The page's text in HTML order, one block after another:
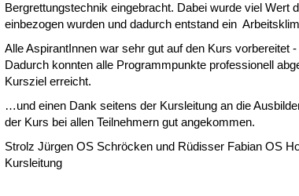
Bergrettungstechnik eingebracht. Dabei wurde viel Wert
einbezogen wurden und dadurch entstand ein
Alle AspirantInnen war sehr gut auf den Kurs vorbereitet
Dadurch konnten alle Programmpunkte professionell
Kursziel erreicht.
…und einen Dank seitens der Kursleitung an die
der Kurs bei allen Teilnehmern gut angekommen.
Strolz Jürgen OS Schröcken und Rüdisser Fabian OS
Kursleitung